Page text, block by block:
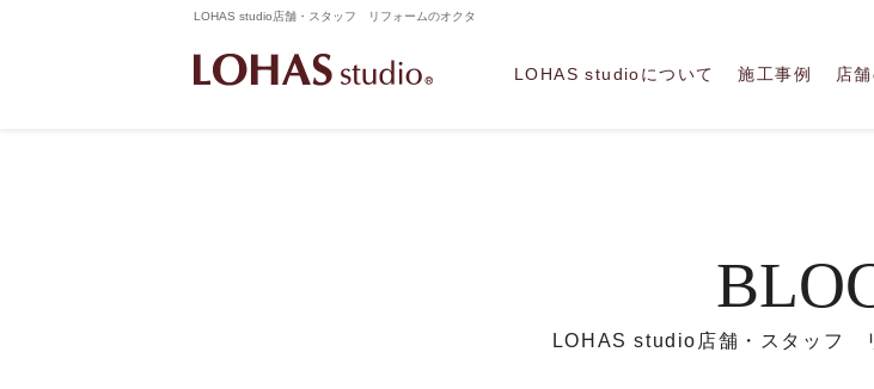
LOHAS studio店舗・スタッフ リフォームのオクタ
LOHAS studioについて 施工事例 店
LOHAS studio店舗・スタッフ